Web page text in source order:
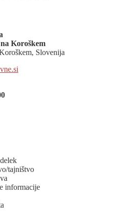
Koroškem
Slovenija
tajništvo
informacije